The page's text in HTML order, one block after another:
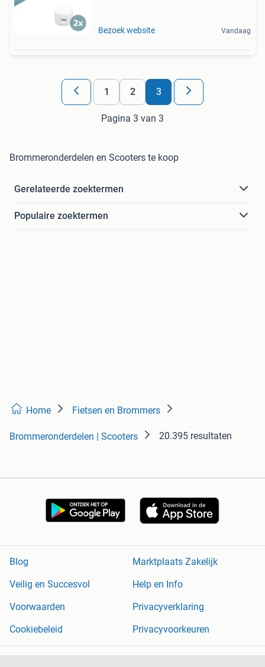
Bezoek website Vandaag
1 2 3
Pagina 3 van 3
Brommeronderdelen en Scooters te koop
Gerelateerde zoektermen
Populaire zoektermen
Home Fietsen en Brommers
Brommeronderdelen | Scooters 20.395 resultaten
Blog
Marktplaats Zakelijk
Veilig en Succesvol
Help en Info
Voorwaarden
Privacyverklaring
Cookiebeleid
Privacyvoorkeuren